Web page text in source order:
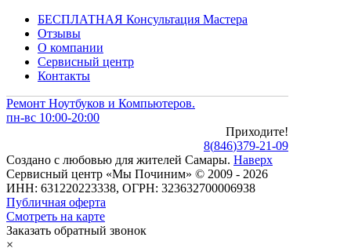
БЕСПЛАТНАЯ Консультация Мастера
Отзывы
О компании
Сервисный центр
Контакты
Ремонт Ноутбуков и Компьютеров.
пн-вс 10:00-20:00
Приходите!
8(846)379-21-09
Создано с любовью для жителей Самары. Наверх
Сервисный центр «Мы Починим» © 2009 - 2026
ИНН: 631220223338, ОГРН: 323632700006938
Публичная оферта
Смотреть на карте
Заказать обратный звонок
×